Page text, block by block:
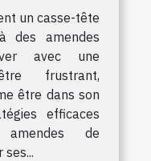
un casse-tête
des amendes
avec une
frustrant,
être dans son
efficaces
de